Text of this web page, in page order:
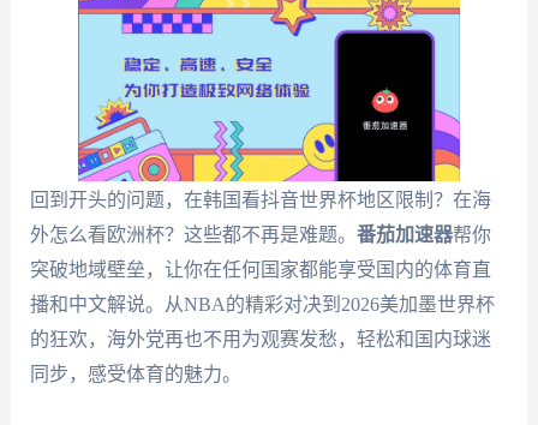
回到开头的问题，在韩国看抖音世界杯地区限制？在海
外怎么看欧洲杯？这些都不再是难题。 番茄加速器帮你
突破地域壁垒，让你在任何国家都能享受国内的体育直
播和中文解说。从NBA的精彩对决到2026美加墨世界杯
的狂欢，海外党再也不用为观赛发愁，轻松和国内球迷
同步，感受体育的魅力。